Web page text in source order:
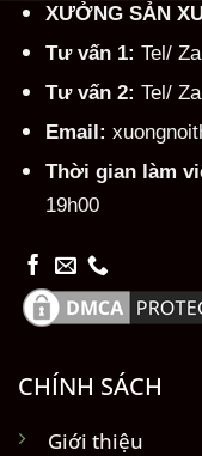
XƯỞNG SẢN
Tư vấn 1: Tel/
Tư vấn 2: Tel/
Email:
Thời gian làm
19h00
CHÍNH SÁCH
Giới thiệu